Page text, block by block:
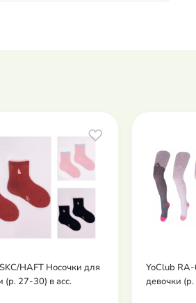
HAFT Носочки для
(р. 27-30) в асс.
YoClub
девочки